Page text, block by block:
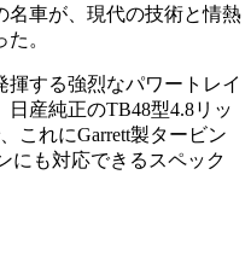
名車が、現代の技術と情熱
。
揮する強烈なパワートレイ
産純正のTB48型4.8リッ
これにGarrett製タービン
にも対応できるスペック